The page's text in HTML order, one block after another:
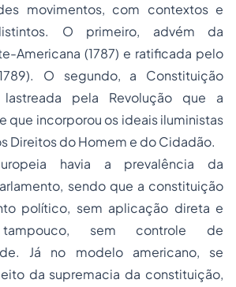
movimentos, com contextos e
O primeiro, advém da
Americana (1787) e ratificada pelo
O segundo, a Constituição
lastreada pela Revolução que a
que incorporou os ideais iluministas
Direitos do Homem e do Cidadão.
havia a prevalência da
sendo que a constituição
político, sem aplicação direta e
sem controle de
Já no modelo americano, se
da supremacia da constituição,